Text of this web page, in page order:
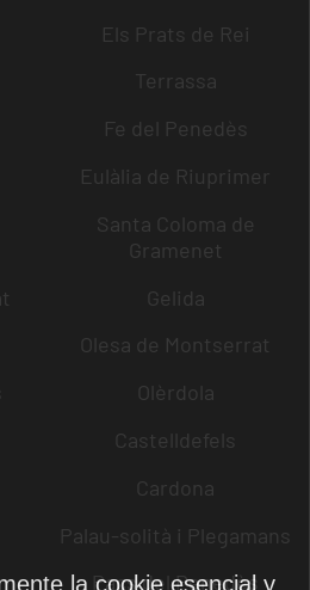
Els Prats de Rei
Terrassa
Fe del Penedès
Eulàlia de Riuprimer
Santa Coloma de
Gramenet
Gelida
Olesa de Montserrat
Olèrdola
Castelldefels
Cardona
Palau-solità i Plegamans
Pacs del Penedès
la cookie esencial y